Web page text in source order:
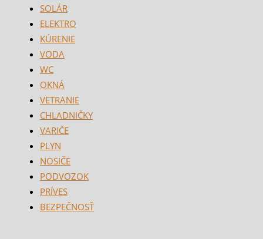
SOLÁR
ELEKTRO
KÚRENIE
VODA
WC
OKNÁ
VETRANIE
CHLADNIČKY
VARIČE
PLYN
NOSIČE
PODVOZOK
PRÍVES
BEZPEČNOSŤ